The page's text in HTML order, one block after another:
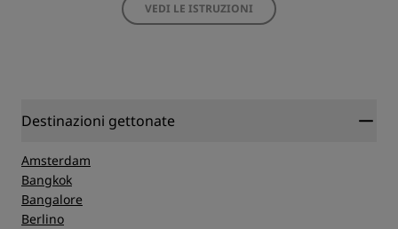
VEDI LE ISTRUZIONI
Destinazioni gettonate
Amsterdam
Bangkok
Bangalore
Berlino